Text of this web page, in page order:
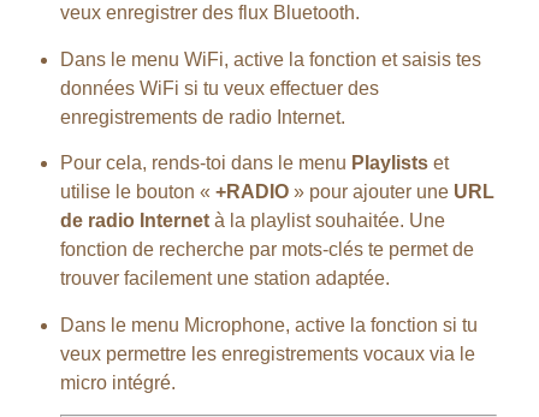
veux enregistrer des flux Bluetooth.
Dans le menu WiFi, active la fonction et saisis tes
données WiFi si tu veux effectuer des
enregistrements de radio Internet.
Pour cela, rends-toi dans le menu Playlists et
utilise le bouton « +RADIO » pour ajouter une URL
de radio Internet à la playlist souhaitée. Une
fonction de recherche par mots-clés te permet de
trouver facilement une station adaptée.
Dans le menu Microphone, active la fonction si tu
veux permettre les enregistrements vocaux via le
micro intégré.